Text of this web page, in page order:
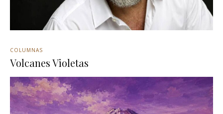
COLUMNAS
Volcanes Violetas